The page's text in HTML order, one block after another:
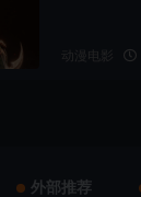
外部推荐